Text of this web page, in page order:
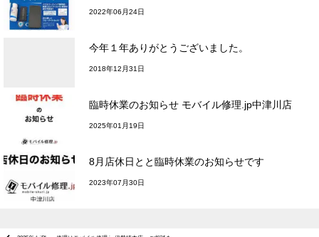
2022年06月24日
今年１年ありがとうございました。
2018年12月31日
臨時休業のお知らせ モバイル修理.jp中津川店
2025年01月19日
8月店休日とと臨時休業のお知らせです
2023年07月30日